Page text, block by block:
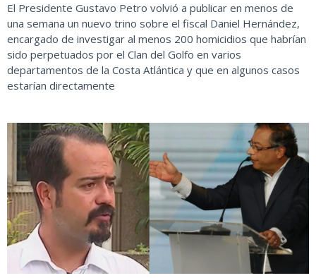
El Presidente Gustavo Petro volvió a publicar en menos de
una semana un nuevo trino sobre el fiscal Daniel Hernández,
encargado de investigar al menos 200 homicidios que habrían
sido perpetuados por el Clan del Golfo en varios
departamentos de la Costa Atlántica y que en algunos casos
estarían directamente